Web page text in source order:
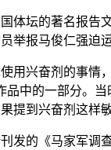
坛的著名报告
举报马俊仁强迫
兴奋剂的事情，
中的一部分。
提到兴奋剂这
的《马家军调